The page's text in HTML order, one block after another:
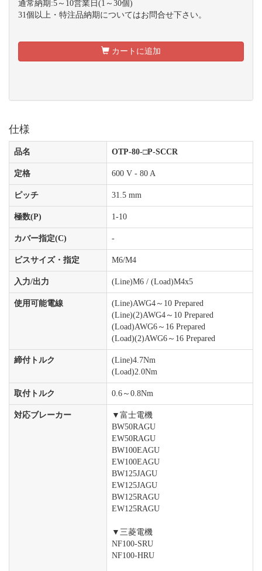
通常納期:5～10営業日(1～30個)
31個以上・特注品納期についてはお問合せ下さい。
カートに追加
仕様
品名 OTP-80-□P-SCCR
定格 600 V - 80 A
ピッチ 31.5 mm
極数(P) 1-10
カバー指定(C) -
ビスサイズ・指定 M6/M4
入力/出力 (Line)M6 / (Load)M4x5
使用可能電線
(Line)AWG4～10 Prepared
(Line)(2)AWG4～10 Prepared
(Load)AWG6～16 Prepared
(Load)(2)AWG6～16 Prepared
締付トルク
(Line)4.7Nm
(Load)2.0Nm
取付トルク 0.6～0.8Nm
対応ブレーカー
▼富士電機
BW50RAGU
EW50RAGU
BW100EAGU
EW100EAGU
BW125JAGU
EW125JAGU
BW125RAGU
EW125RAGU
▼三菱電機
NF100-SRU
NF100-HRU